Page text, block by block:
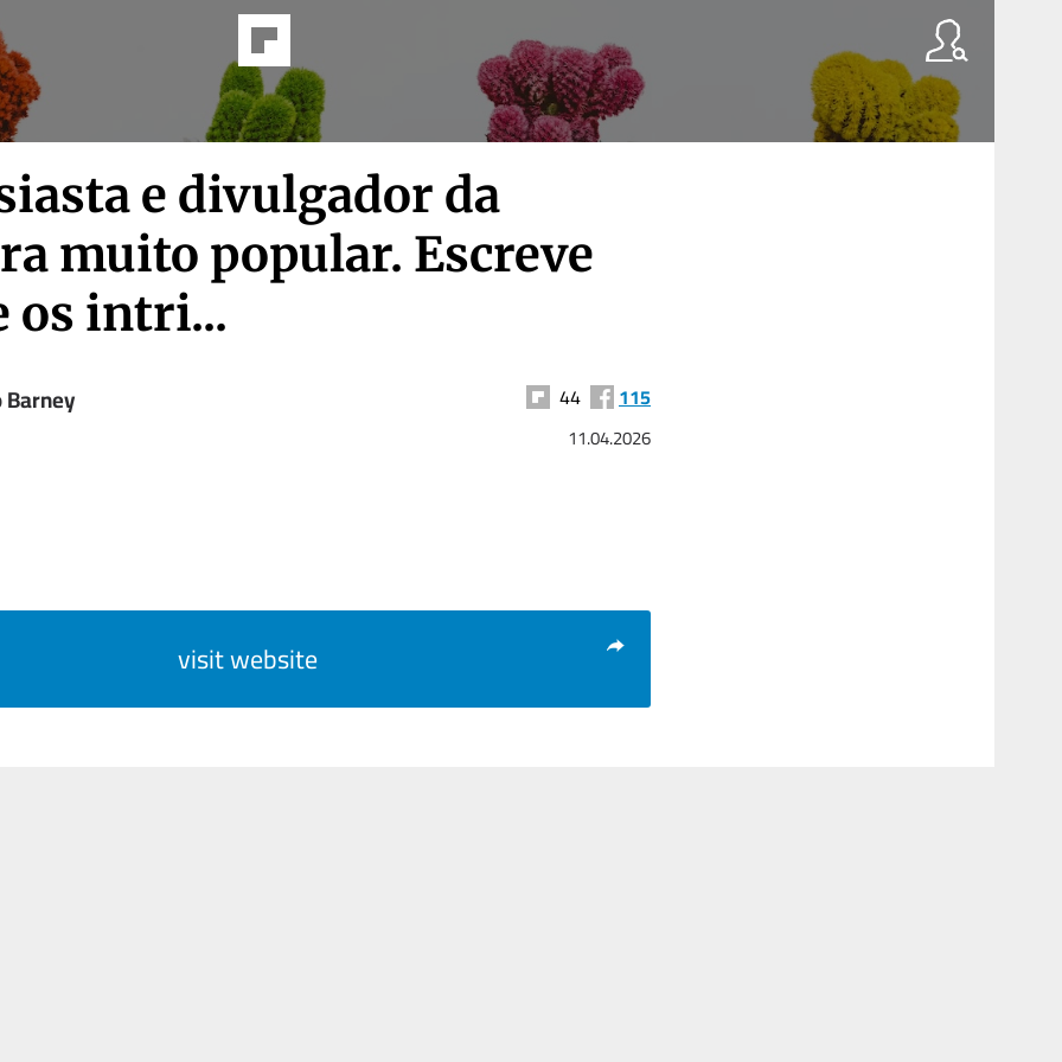
e divulgador da
muito popular. Escreve
os intri...
Barney 44 115
11.04.2026
visit website